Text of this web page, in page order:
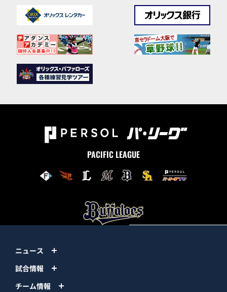
PACIFIC LEAGUE
ニュース
試合情報
チーム情報